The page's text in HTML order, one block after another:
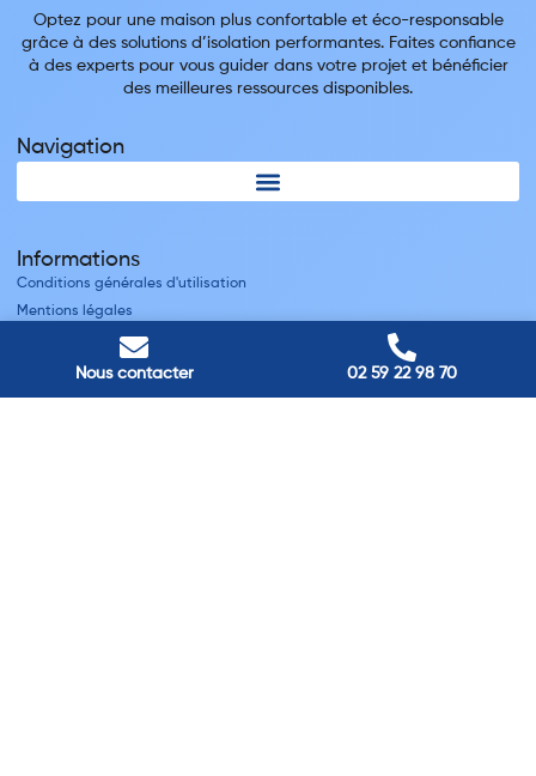
Nous contacter 02 59 22 98 70
Optez pour une maison plus confortable et éco-responsable
grâce à des solutions d’isolation performantes. Faites confiance
à des experts pour vous guider dans votre projet et bénéficier
des meilleures ressources disponibles.
Navigation
Informations
Conditions générales d'utilisation
Mentions légales
Nous contacter